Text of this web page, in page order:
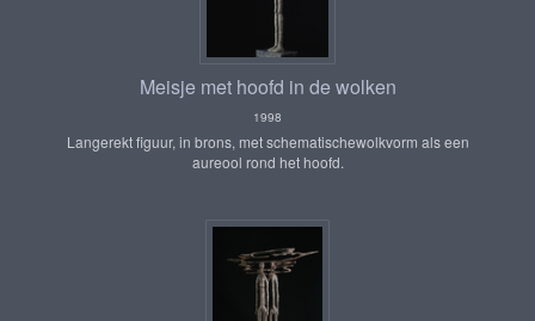
Meisje met hoofd in de wolken
1998
Langerekt figuur, in brons, met schematischewolkvorm als een
aureool rond het hoofd.